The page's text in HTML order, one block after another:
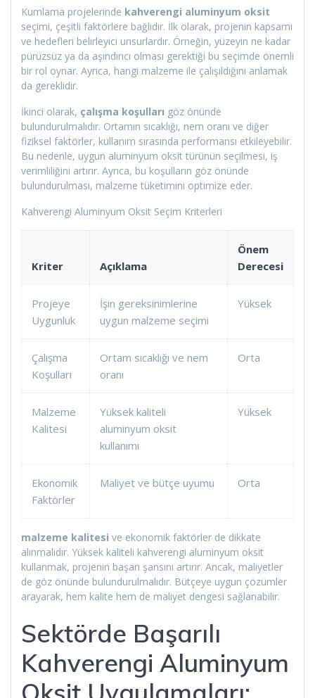
Kumlama projelerinde kahverengi aluminyum oksit
seçimi, çeşitli faktörlere bağlıdır. İlk olarak, projenin kapsamı
ve hedefleri belirleyici unsurlardır. Örneğin, yüzeyin ne kadar
pürüzsüz ya da aşındırıcı olması gerektiği bu seçimde önemli
bir rol oynar. Ayrıca, hangi malzeme ile çalışıldığını anlamak
da gereklidir.
İkinci olarak, çalışma koşulları göz önünde
bulundurulmalıdır. Ortamın sıcaklığı, nem oranı ve diğer
fiziksel faktörler, kullanım sırasında performansı etkileyebilir.
Bu nedenle, uygun aluminyum oksit türünün seçilmesi, iş
verimliliğini artırır. Ayrıca, bu koşulların göz önünde
bulundurulması, malzeme tüketimini optimize eder.
Kahverengi Aluminyum Oksit Seçim Kriterleri
Kriter Açıklama
Önem
Derecesi
Projeye
Uygunluk
İşin gereksinimlerine
uygun malzeme seçimi
Yüksek
Çalışma
Koşulları
Ortam sıcaklığı ve nem
oranı
Orta
Malzeme
Kalitesi
Yüksek kaliteli
aluminyum oksit
kullanımı
Yüksek
Ekonomik
Faktörler
Maliyet ve bütçe uyumu Orta
malzeme kalitesi ve ekonomik faktörler de dikkate
alınmalıdır. Yüksek kaliteli kahverengi aluminyum oksit
kullanmak, projenin başarı şansını artırır. Ancak, maliyetler
de göz önünde bulundurulmalıdır. Bütçeye uygun çözümler
arayarak, hem kalite hem de maliyet dengesi sağlanabilir.
Sektörde Başarılı
Kahverengi Aluminyum